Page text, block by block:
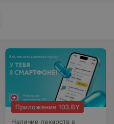
Приложение 103.BY
Наличие лекарств в